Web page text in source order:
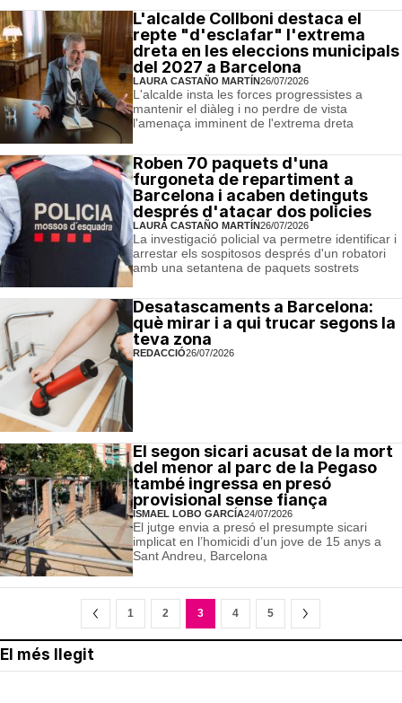
L'alcalde Collboni destaca el
repte "d'esclafar" l'extrema
dreta en les eleccions municipals
del 2027 a Barcelona
LAURA CASTAÑO MARTÍN26/07/2026
L'alcalde insta les forces progressistes a
mantenir el diàleg i no perdre de vista
l'amenaça imminent de l'extrema dreta
Roben 70 paquets d'una
furgoneta de repartiment a
Barcelona i acaben detinguts
després d'atacar dos policies
LAURA CASTAÑO MARTÍN26/07/2026
La investigació policial va permetre identificar i
arrestar els sospitosos després d'un robatori
amb una setantena de paquets sostrets
Desatascaments a Barcelona:
què mirar i a qui trucar segons la
teva zona
REDACCIÓ26/07/2026
El segon sicari acusat de la mort
del menor al parc de la Pegaso
també ingressa en presó
provisional sense fiança
ISMAEL LOBO GARCÍA24/07/2026
El jutge envia a presó el presumpte sicari
implicat en l’homicidi d’un jove de 15 anys a
Sant Andreu, Barcelona
1 2 3 4 5
El més llegit